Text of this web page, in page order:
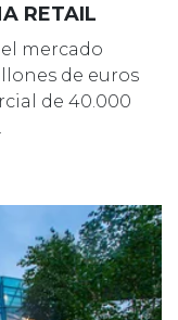
RETAIL
mercado
de euros
de 40.000